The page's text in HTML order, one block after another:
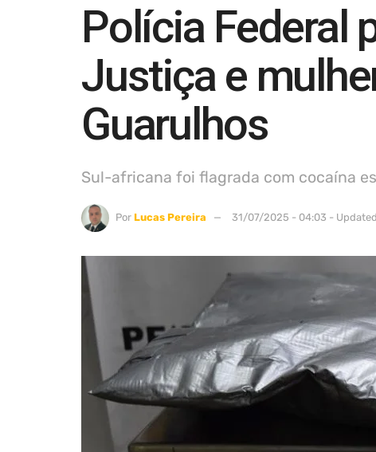
Polícia Federal
Justiça e
Guarulhos
Sul-africana foi flagrada com cocaína
Por Lucas Pereira 31/07/2025 - 04:03 -